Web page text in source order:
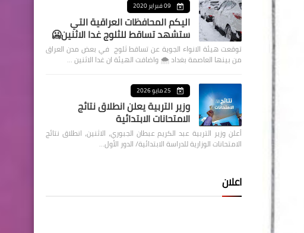
09 فبراير 2020
اليكم المحافظات العراقية التي
ستشهد تساقط للثلوج غدا الاثنين🥶
توقعت هيئة الانواء الجوية عن تساقط ثلوج في بعض مدن العراق
من بينها العاصمة بغداد ⁦🌨️⁩ واضافت الهيئة ان غدا الاثنين …
25 مايو 2026
وزير التربية يعلن انطلاق نتائج
الامتحانات الابتدائية
أعلن وزير التربية عبد الكريم عبطان الجبوري، الاثنين، انطلاق نتائج
الامتحانات الوزارية للدراسة الابتدائية/ الدور الأول…
اعلان